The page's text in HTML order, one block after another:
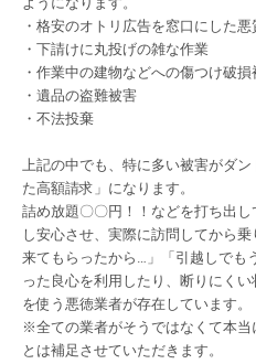
・格安のオトリ広告を窓口にした
・下請けに丸投げの雑な作業
・作業中の建物などへの傷つけ破損
・遺品の盗難被害
・不法投棄
上記の中でも、特に多い被害がダ
た高額請求」になります。
詰め放題〇〇円！！などを打ち出
し安心させ、実際に訪問してから
来てもらったから…」「引越しでも
った良心を利用したり、断りにく
を使う悪徳業者が存在しています。
※全ての業者がそうではなくて本当
とは補足させていただきます。